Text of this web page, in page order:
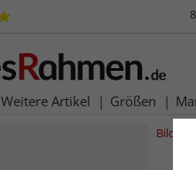
Weitere Artikel Größen